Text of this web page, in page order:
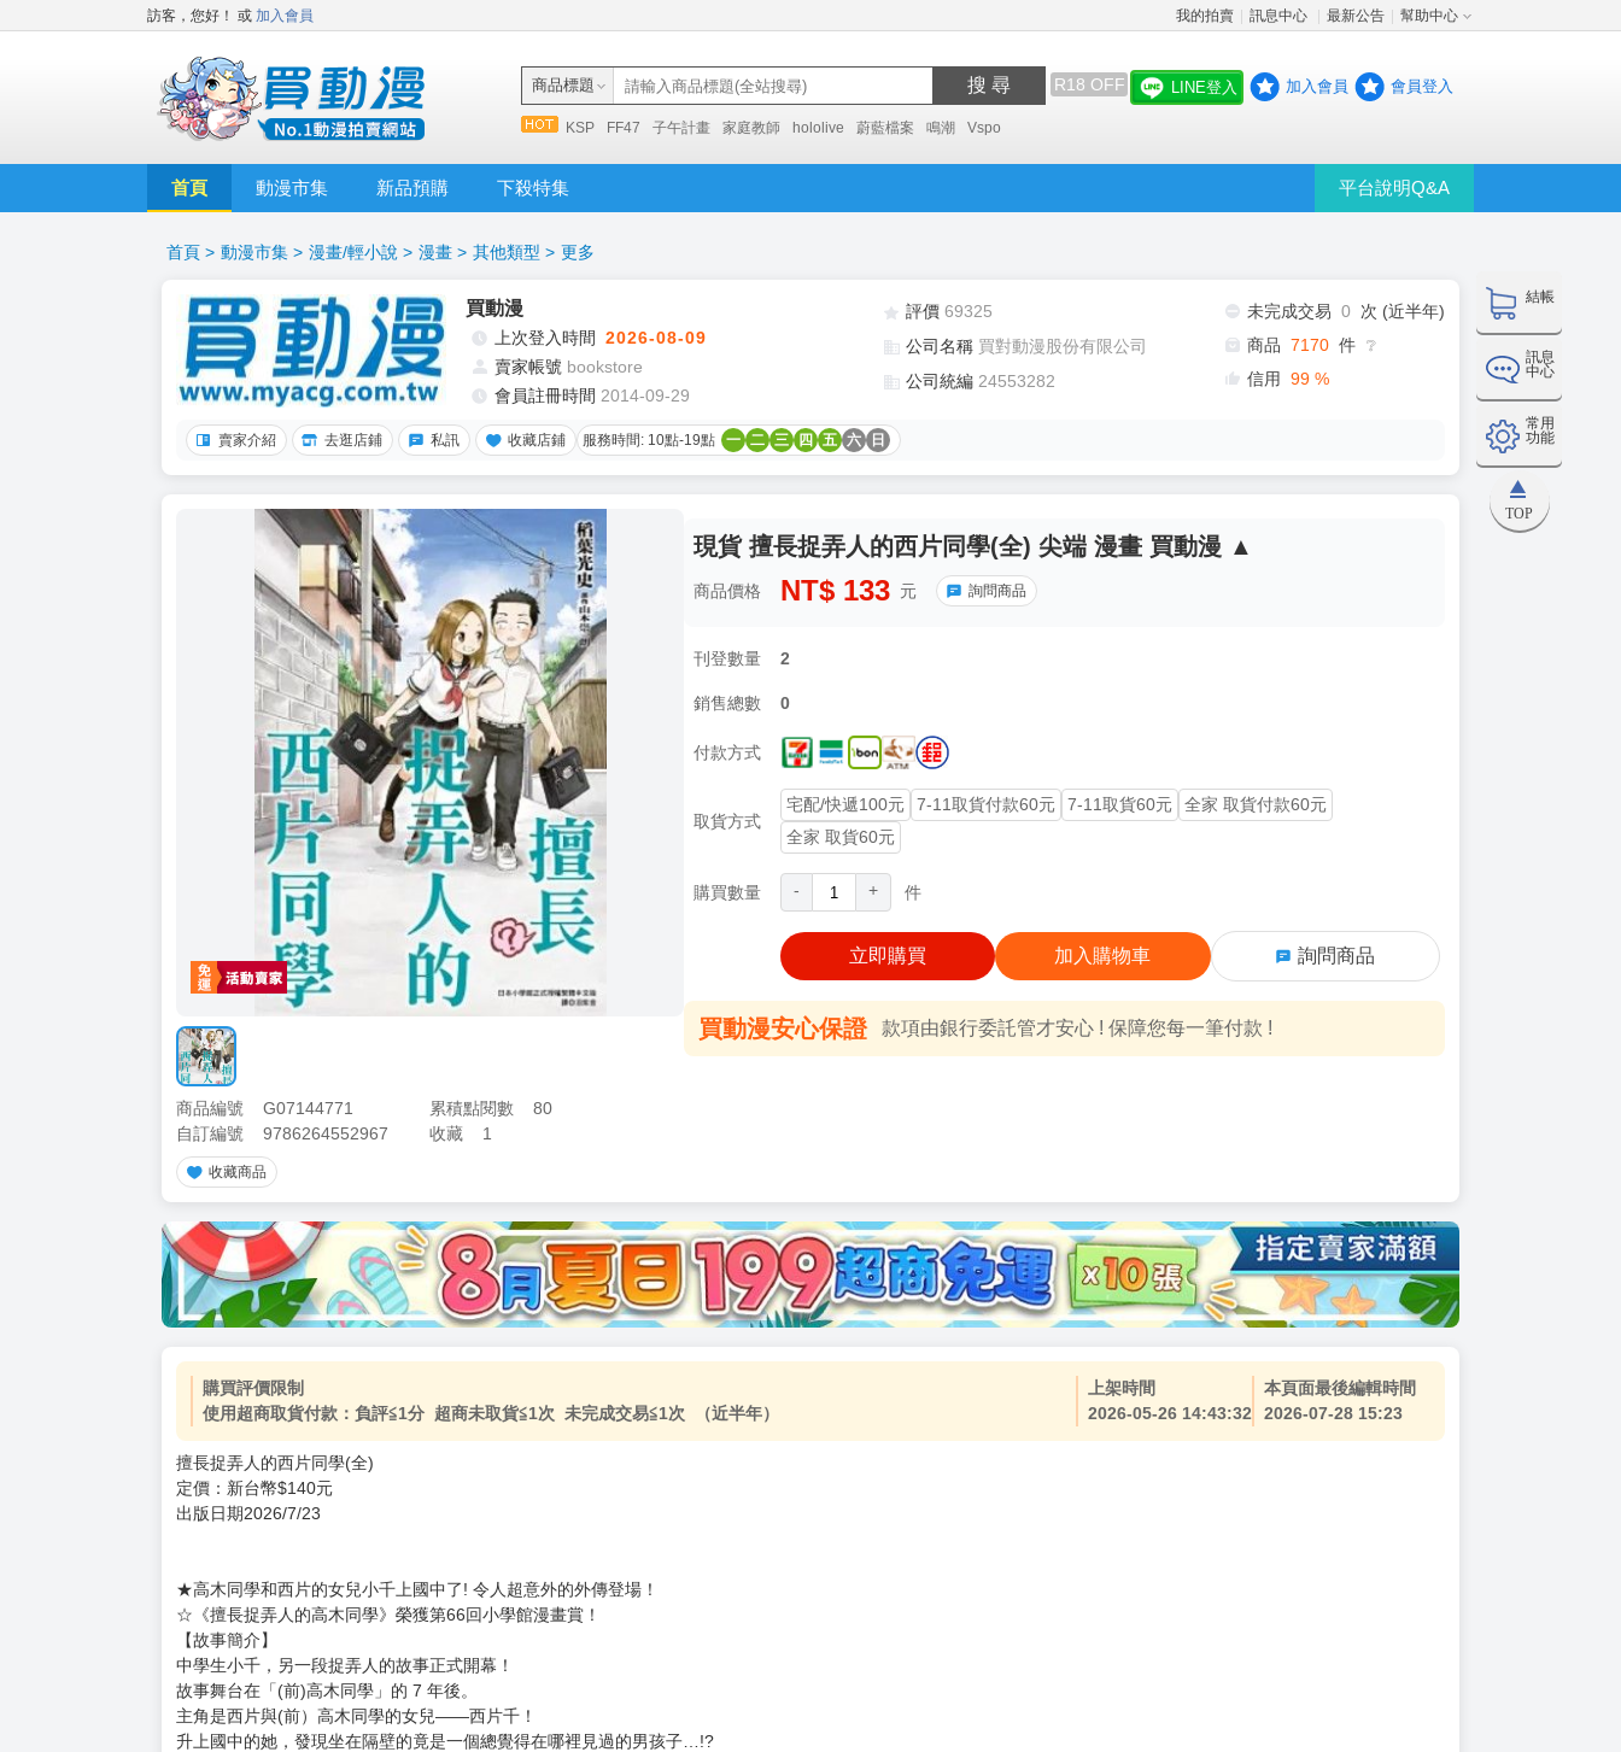
訪客，您好！ 或 加入會員 我的拍賣 訊息中心 最新公告 幫助中心
商品標題 搜 尋 R18 OFF
KSP FF47 子午計畫 家庭教師 hololive 蔚藍檔案 鳴潮 Vspo
LINE登入 加入會員 會員登入
首頁 動漫市集 新品預購 下殺特集 平台說明Q&A
結帳
訊息
中心
常用
功能
TOP
首頁 > 動漫市集 > 漫畫/輕小說 > 漫畫 > 其他類型 > 更多
買動漫
上次登入時間 2026-08-09
賣家帳號 bookstore
會員註冊時間 2014-09-29
評價 69325
公司名稱 買對動漫股份有限公司
公司統編 24553282
未完成交易 0
次 (近半年)
商品 7170 件 ❔
信用 99 %
賣家介紹 去逛店鋪 私訊 收藏店鋪 服務時間: 10點-19點 一 二 三 四 五 六 日
商品編號 G07144771 累積點閱數
80
自訂編號
9786264552967 收藏 1
收藏商品
現貨 擅長捉弄人的西片同學(全) 尖端 漫畫 買動漫 ▲
商品價格 NT$ 133 元 詢問商品
刊登數量 2
銷售總數 0
付款方式
取貨方式
宅配/快遞100元 7-11取貨付款60元 7-11取貨60元
全家 取貨付款60元
全家 取貨60元
購買數量 - + 件
立即購買 加入購物車 詢問商品
買動漫安心保證 款項由銀行委託管才安心 ! 保障您每一筆付款 !
購買評價限制
使用超商取貨付款：負評≦1分 超商未取貨≦1次 未完成交易≦1次 （近半年）
上架時間
2026-05-26 14:43:32
本頁面最後編輯時間
2026-07-28 15:23
擅長捉弄人的西片同學(全)
定價：新台幣$140元
出版日期2026/7/23
★高木同學和西片的女兒小千上國中了! 令人超意外的外傳登場！
☆《擅長捉弄人的高木同學》榮獲第66回小學館漫畫賞！
【故事簡介】
中學生小千，另一段捉弄人的故事正式開幕！
故事舞台在「(前)高木同學」的 7 年後。
主角是西片與(前）高木同學的女兒——西片千！
升上國中的她，發現坐在隔壁的竟是一個總覺得在哪裡見過的男孩子…!?